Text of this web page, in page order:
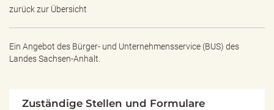
zurück zur Übersicht
Ein Angebot des Bürger- und Unternehmensservice (BUS) des
Landes Sachsen-Anhalt.
Zuständige Stellen und Formulare